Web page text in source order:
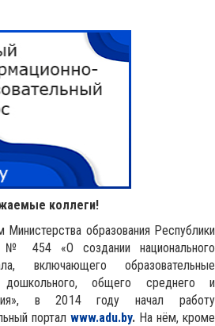
коллеги!
Министерства образования Республики
№ 454 «О создании национального
включающего образовательные
дошкольного, общего среднего и
в 2014 году начал работу
портал www.adu.by. На нём, кроме